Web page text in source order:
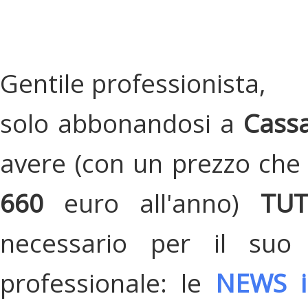
Gentile professionista,
solo abbonandosi a
avere (con un prezzo
660 euro all'anno)
necessario per il suo
professionale: le